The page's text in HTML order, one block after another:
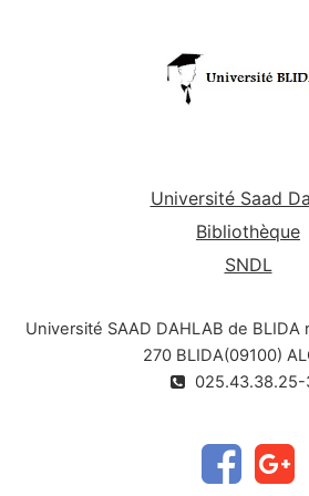
Université Saad
Bibliothèque
SNDL
Université SAAD DAHLAB de BLIDA
270 BLIDA(09100)